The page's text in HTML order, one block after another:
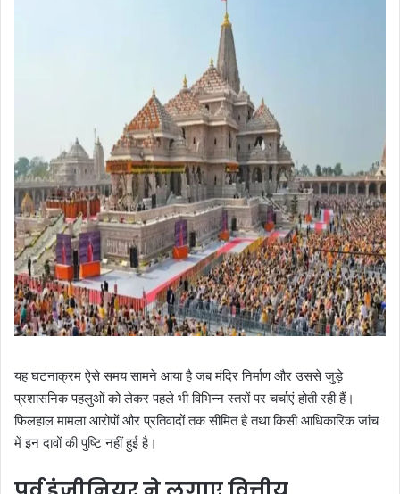
यह घटनाक्रम ऐसे समय सामने आया है जब मंदिर निर्माण और उससे जुड़े
प्रशासनिक पहलुओं को लेकर पहले भी विभिन्न स्तरों पर चर्चाएं होती रही हैं।
फिलहाल मामला आरोपों और प्रतिवादों तक सीमित है तथा किसी आधिकारिक जांच
में इन दावों की पुष्टि नहीं हुई है।